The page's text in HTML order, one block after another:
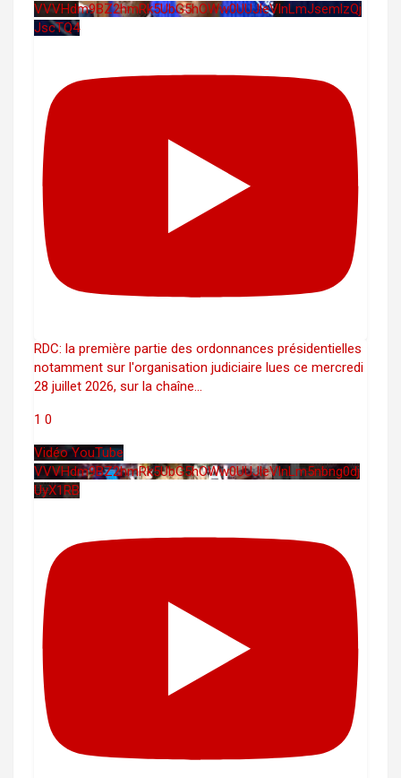
VVVHdm9BZ2hmRk5UbG5hOWw0UUJleVlnLmJsemlzQj
JscTQ4
RDC: la première partie des ordonnances présidentielles
notamment sur l'organisation judiciaire lues ce mercredi
28 juillet 2026, sur la chaîne...
1 0
Vidéo YouTube
VVVHdm9BZ2hmRk5UbG5hOWw0UUJleVlnLm5nbng0dj
UyX1RB